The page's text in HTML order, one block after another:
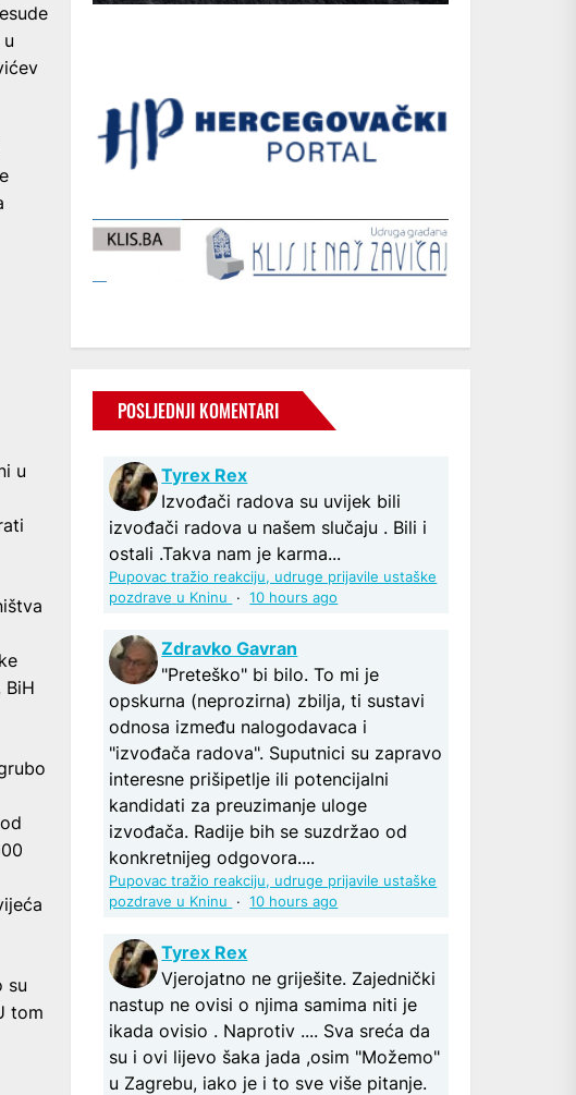
u
su
tom
POSLJEDNJI KOMENTARI
Tyrex Rex
Izvođači radova su uvijek bili
izvođači radova u našem slučaju . Bili i
ostali .Takva nam je karma...
Pupovac tražio reakciju, udruge prijavile ustaške
pozdrave u Kninu
·10 hours ago
Zdravko Gavran
"Preteško" bi bilo. To mi je
opskurna (neprozirna) zbilja, ti sustavi
odnosa između nalogodavaca i
"izvođača radova". Suputnici su zapravo
interesne prišipetlje ili potencijalni
kandidati za preuzimanje uloge
izvođača. Radije bih se suzdržao od
konkretnijeg odgovora....
Pupovac tražio reakciju, udruge prijavile ustaške
pozdrave u Kninu
·10 hours ago
Tyrex Rex
Vjerojatno ne griješite. Zajednički
nastup ne ovisi o njima samima niti je
ikada ovisio . Naprotiv .... Sva sreća da
su i ovi lijevo šaka jada ,osim "Možemo"
u Zagrebu, iako je i to sve više pitanje.